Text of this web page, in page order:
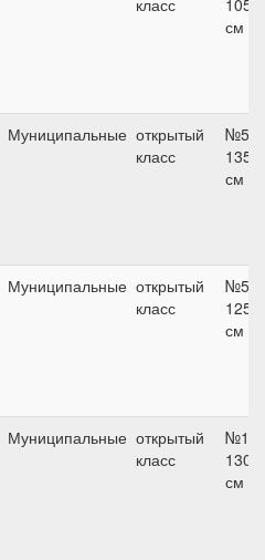
класс
105
см
Муниципальные открытый
класс
№5,
135
см
Муниципальные открытый
класс
№5,
125
см
Муниципальные открытый
класс
№13,
130
см